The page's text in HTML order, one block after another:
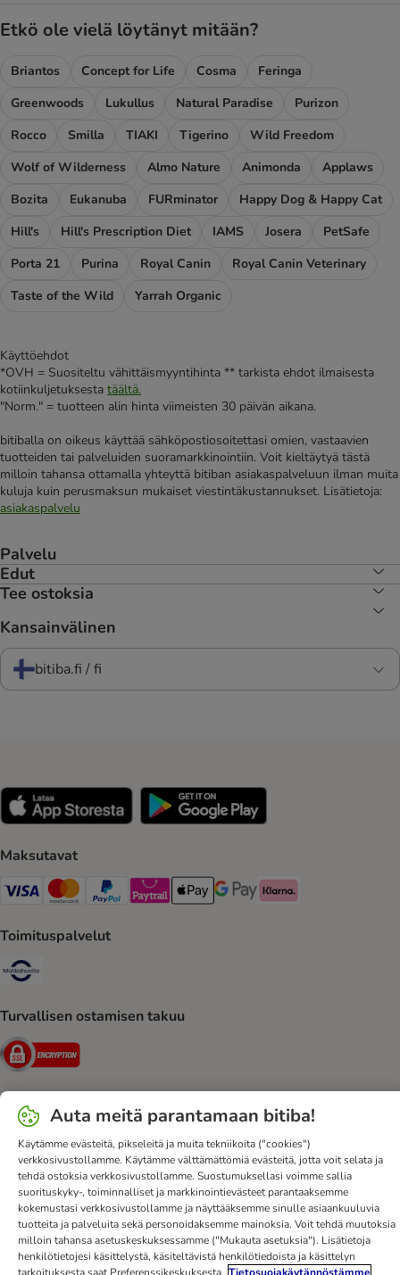
Etkö ole vielä löytänyt mitään?
Briantos Concept for Life Cosma
Feringa
Greenwoods
Lukullus Natural Paradise
Purizon
Rocco
Smilla TIAKI Tigerino
Wild Freedom
Wolf of Wilderness
Almo Nature Animonda
Applaws
Bozita
Eukanuba FURminator
Happy Dog & Happy Cat
Hill's
Hill's Prescription Diet IAMS Josera
PetSafe
Porta 21
Purina Royal Canin
Royal Canin Veterinary
Taste of the Wild
Yarrah Organic
Käyttöehdot
*OVH = Suositeltu vähittäismyyntihinta ** tarkista ehdot ilmaisesta
kotiinkuljetuksesta täältä.
"Norm." = tuotteen alin hinta viimeisten 30 päivän aikana.
bitiballa on oikeus käyttää sähköpostiosoitettasi omien, vastaavien
tuotteiden tai palveluiden suoramarkkinointiin. Voit kieltäytyä tästä
milloin tahansa ottamalla yhteyttä bitiban asiakaspalveluun ilman muita
kuluja kuin perusmaksun mukaiset viestintäkustannukset. Lisätietoja:
asiakaspalvelu
Palvelu
Edut
Tee ostoksia
Kansainvälinen
bitiba.fi / fi
Maksutavat
VISA Payment Method
Mastercard Payment Method
Paypal Payment Method
Paytrail Payment Method
Apple Pay Payment Method
Google Pay Payment Method
Klarna Payment Method
Toimituspalvelut
Turvallisen ostamisen takuu
Security
Tietosuoja
Uutiskirje Toimituskulut ja -aika
Maksutavat
Peruuta sopimus tästä
bitiba-sovellus
Kanta-asiakasedut
Edut
Saavutettavuusseloste
bitiba GmbH 2026
Auta meitä parantamaan bitiba!
Käytämme evästeitä, pikseleitä ja muita tekniikoita ("cookies")
verkkosivustollamme. Käytämme välttämättömiä evästeitä, jotta voit selata ja
tehdä ostoksia verkkosivustollamme. Suostumuksellasi voimme sallia
suorituskyky-, toiminnalliset ja markkinointievästeet parantaaksemme
kokemustasi verkkosivustollamme ja näyttääksemme sinulle asiaankuuluvia
tuotteita ja palveluita sekä personoidaksemme mainoksia. Voit tehdä muutoksia
milloin tahansa asetuskeskuksessamme ("Mukauta asetuksia"). Lisätietoja
henkilötietojesi käsittelystä, käsiteltävistä henkilötiedoista ja käsittelyn